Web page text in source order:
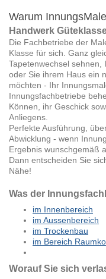
Warum
Handwerk
Die Fachbetriebe der
Klasse für sich. Ganz
Tapetenwechsel
oder Sie ihrem Haus ein
möchten - Ihr
Innungsfachbetriebe
Können, ihr Geschick
Anliegens.
Perfekte Ausführung,
Abwicklung - wenn
Ergebnis wunschgemäß
Dann entscheiden Sie
Nähe!
Was der
im Innenbereich
im Aussenbereich
im Trockenbau
im Bereich
Worauf Sie sich